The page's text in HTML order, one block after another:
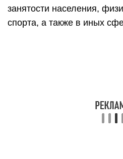
занятости населения,
спорта, а также в иных